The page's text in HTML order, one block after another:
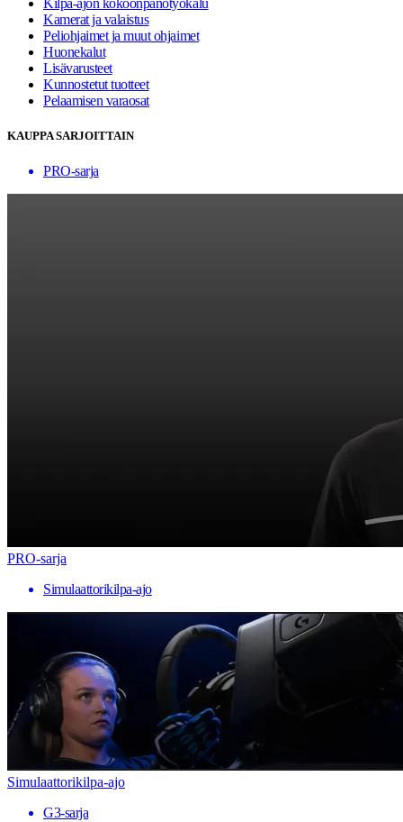
Kamerat ja valaistus
Peliohjaimet ja muut ohjaimet
Huonekalut
Lisävarusteet
Kunnostetut tuotteet
Pelaamisen varaosat
KAUPPA SARJOITTAIN
PRO-sarja
PRO-sarja
Simulaattorikilpa-ajo
Simulaattorikilpa-ajo
G3-sarja